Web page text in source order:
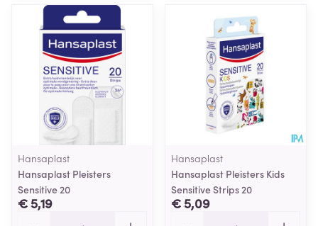
Hansaplast
Hansaplast Pleisters
Sensitive 20
€ 5,19
Hansaplast
Hansaplast Pleisters Kids
Sensitive Strips 20
€ 5,09